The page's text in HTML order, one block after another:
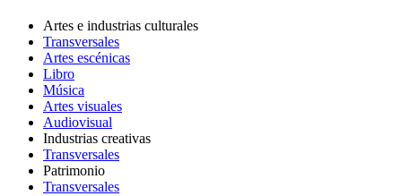
Artes e industrias culturales
Transversales
Artes escénicas
Libro
Música
Artes visuales
Audiovisual
Industrias creativas
Transversales
Patrimonio
Transversales